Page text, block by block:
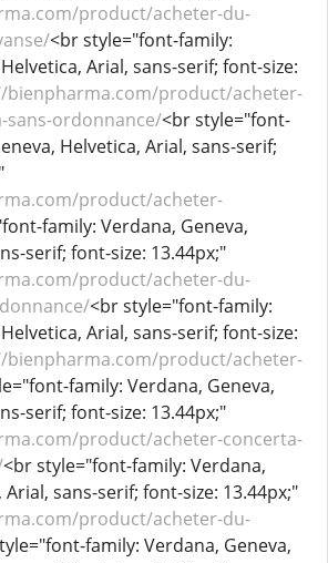
product/acheter-du-
<br style="font-family:
Arial, sans-serif; font-size:
bienpharma.com/product/acheter-
sans-ordonnance/<br style="font-
Helvetica, Arial, sans-serif;
product/acheter-
family: Verdana, Geneva,
serif; font-size: 13.44px;"
product/acheter-du-
<br style="font-family:
Arial, sans-serif; font-size:
bienpharma.com/product/acheter-
family: Verdana, Geneva,
serif; font-size: 13.44px;"
product/acheter-concerta-
<br style="font-family: Verdana,
Arial, sans-serif; font-size: 13.44px;"
product/acheter-du-
family: Verdana, Geneva,